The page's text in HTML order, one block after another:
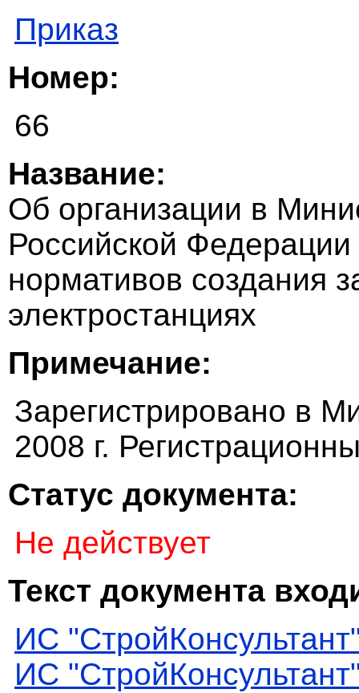
Приказ
Номер:
66
Название:
Об организации в
Российской
нормативов создания
электростанциях
Примечание:
Зарегистрировано в
2008 г.
Статус документа:
Не действует
Текст документа
ИС
ИС